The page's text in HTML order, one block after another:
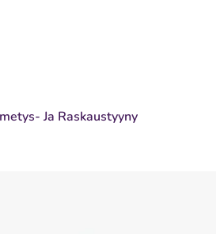
Ja Raskaustyyny